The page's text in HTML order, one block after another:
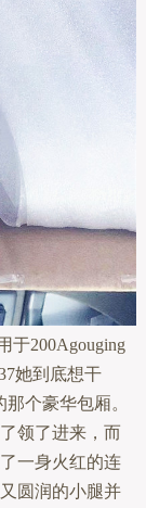
于200Agouging
她到底想干
个豪华包厢。
领了进来，而
一身火红的连
圆润的小腿并